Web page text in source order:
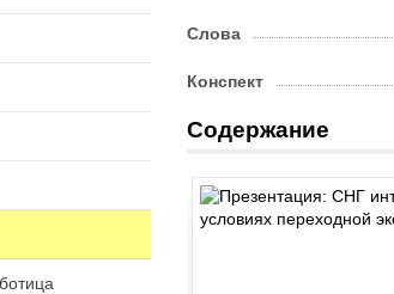
Слова
Конспект
Содержание